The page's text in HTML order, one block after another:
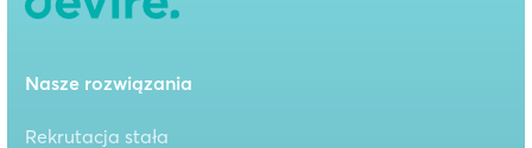
Nasze rozwiązania
Rekrutacja stała